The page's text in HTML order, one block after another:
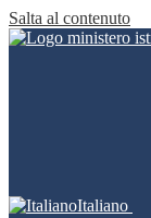
Salta al contenuto
Italiano